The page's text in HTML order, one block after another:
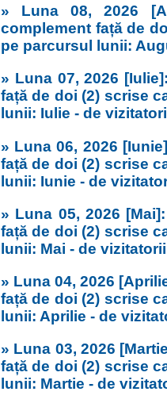
» Luna 08, 2026
complement față de
pe parcursul lunii:
» Luna 07, 2026
față de doi (2) scrise
lunii: Iulie - de
» Luna 06, 2026
față de doi (2) scrise
lunii: Iunie - de
» Luna 05, 2026
față de doi (2) scrise
lunii: Mai - de
» Luna 04, 2026
față de doi (2) scrise
lunii: Aprilie - de
» Luna 03, 2026
față de doi (2) scrise
lunii: Martie - de